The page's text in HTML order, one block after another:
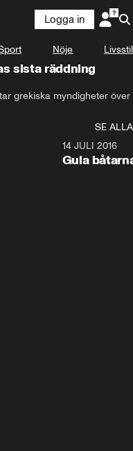
Logga in
Nöje Livsstil
sista räddning
grekiska myndigheter över
SE ALLA
14 JULI 2016
Gula